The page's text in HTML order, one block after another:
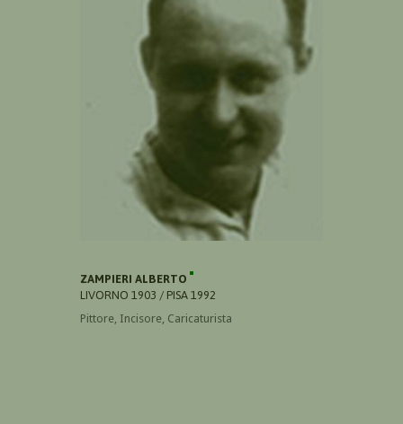
ZAMPIERI ALBERTO
LIVORNO 1903 / PISA 1992
Pittore, Incisore, Caricaturista